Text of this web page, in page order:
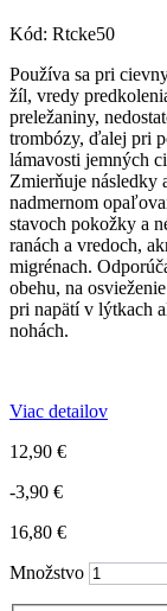
Kód: Rtcke50
Používa sa pri
žíl, vredy
preležaniny,
trombózy, ďalej pri
lámavosti jemných
Zmierňuje následky
nadmernom
stavoch pokožky a
ranách a vredoch,
migrénach.
obehu, na
pri napätí v lýtkach
nohách.
Viac detailov
12,90 €
-3,90 €
16,80 €
Množstvo